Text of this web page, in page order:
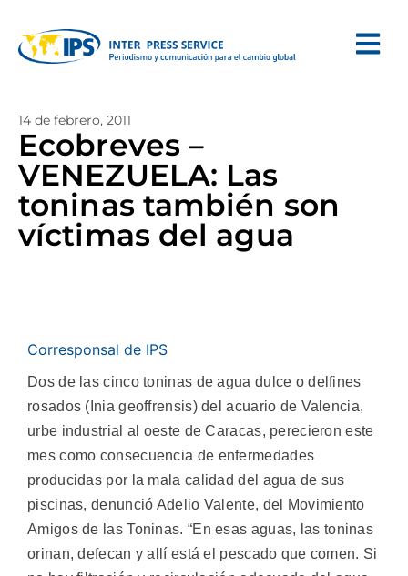
14 de febrero, 2011
Ecobreves –
VENEZUELA: Las
toninas también son
víctimas del agua
Corresponsal de IPS
Dos de las cinco toninas de agua dulce o delfines
rosados (Inia geoffrensis) del acuario de Valencia,
urbe industrial al oeste de Caracas, perecieron este
mes como consecuencia de enfermedades
producidas por la mala calidad del agua de sus
piscinas, denunció Adelio Valente, del Movimiento
Amigos de las Toninas. “En esas aguas, las toninas
orinan, defecan y allí está el pescado que comen. Si